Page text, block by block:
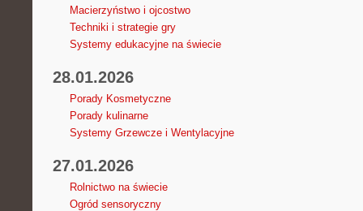
Macierzyństwo i ojcostwo
Techniki i strategie gry
Systemy edukacyjne na świecie
28.01.2026
Porady Kosmetyczne
Porady kulinarne
Systemy Grzewcze i Wentylacyjne
27.01.2026
Rolnictwo na świecie
Ogród sensoryczny